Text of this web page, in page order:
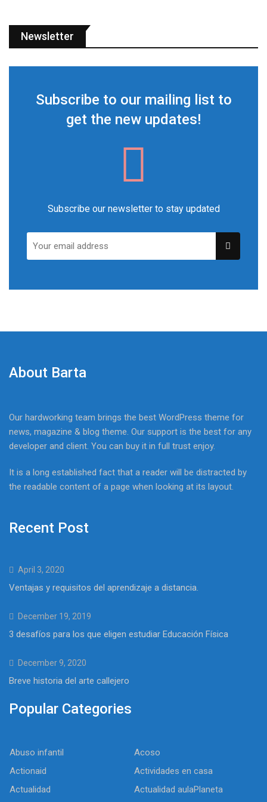
Newsletter
Subscribe to our mailing list to
get the new updates!
Subscribe our newsletter to stay updated
About Barta
Our hardworking team brings the best WordPress theme for
news, magazine & blog theme. Our support is the best for any
developer and client. You can buy it in full trust enjoy.
It is a long established fact that a reader will be distracted by
the readable content of a page when looking at its layout.
Recent Post
April 3, 2020
Ventajas y requisitos del aprendizaje a distancia.
December 19, 2019
3 desafíos para los que eligen estudiar Educación Física
December 9, 2020
Breve historia del arte callejero
Popular Categories
Abuso infantil
Acoso
Actionaid
Actividades en casa
Actualidad
Actualidad aulaPlaneta